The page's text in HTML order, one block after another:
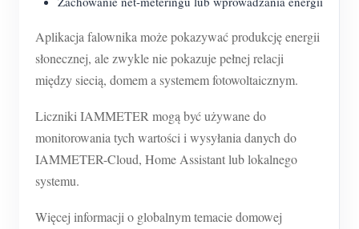
Aplikacja falownika może pokazywać produkcję energii
słonecznej, ale zwykle nie pokazuje pełnej relacji
między siecią, domem a systemem fotowoltaicznym.
Liczniki IAMMETER mogą być używane do
monitorowania tych wartości i wysyłania danych do
IAMMETER-Cloud, Home Assistant lub lokalnego
systemu.
Więcej informacji o globalnym temacie domowej